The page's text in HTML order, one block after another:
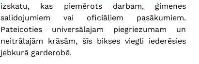
izskatu, kas piemērots darbam, ģimenes
salidojumiem vai oficiāliem pasākumiem.
Pateicoties universālajam piegriezumam un
neitrālajām krāsām, šīs bikses viegli iederēsies
jebkurā garderobē.